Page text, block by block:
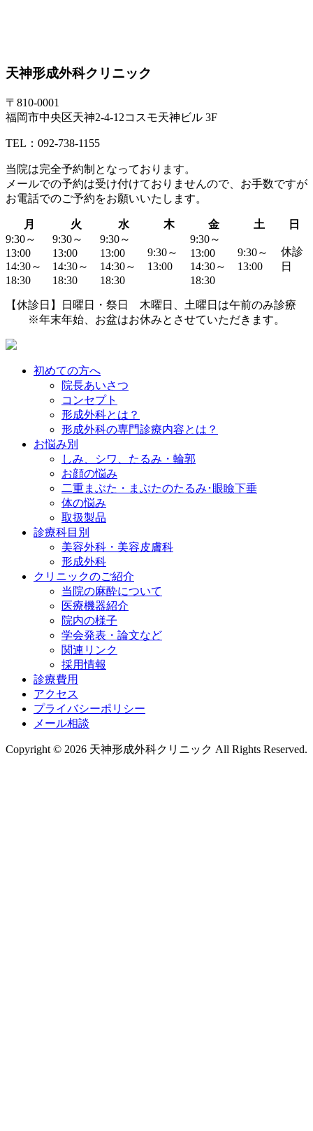
天神形成外科クリニック
〒810-0001
福岡市中央区天神2-4-12コスモ天神ビル 3F
TEL：092-738-1155
当院は完全予約制 となっております。
メールでの予約は受け付けておりませんので、お手数ですが
お電話でのご予約をお願いいたします。
月 火 水 木 金 土
日
9:30～
13:00
9:30～
13:00
9:30～
13:00
9:30～
13:00
9:30～
13:00
9:30～
13:00
休診
日
14:30～
18:30
14:30～
18:30
14:30～
18:30
14:30～
18:30
【休診日】日曜日・祭日 木曜日、土曜日は午前のみ診療
※年末年始、お盆はお休みとさせていただきます。
初めての方へ
院長あいさつ
コンセプト
形成外科とは？
形成外科の専門診療内容とは？
お悩み別
しみ、シワ、たるみ・輪郭
お顔の悩み
二重まぶた・まぶたのたるみ･眼瞼下垂
体の悩み
取扱製品
診療科目別
美容外科・美容皮膚科
形成外科
クリニックのご紹介
当院の麻酔について
医療機器紹介
院内の様子
学会発表・論文など
関連リンク
採用情報
診療費用
アクセス
プライバシーポリシー
メール相談
Copyright © 2026 天神形成外科クリニック All Rights Reserved.